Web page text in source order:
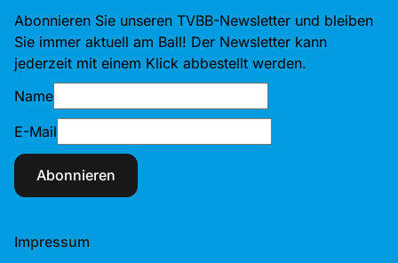
Abonnieren Sie unseren TVBB-Newsletter und bleiben
Sie immer aktuell am Ball! Der Newsletter kann
jederzeit mit einem Klick abbestellt werden.
Name
E-Mail
Abonnieren
Impressum